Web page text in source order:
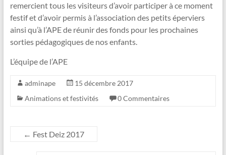
remercient tous les visiteurs d’avoir participer à ce moment
festif et d’avoir permis à l’association des petits éperviers
ainsi qu’à l’APE de réunir des fonds pour les prochaines
sorties pédagogiques de nos enfants.
L’équipe de l’APE
adminape
15 décembre 2017
Animations et festivités
0 Commentaires
← Fest Deiz 2017